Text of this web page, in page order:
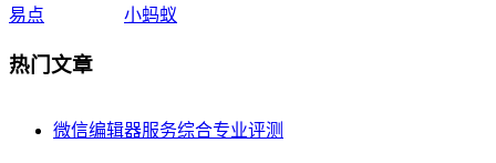
易点 小蚂蚁
热门文章
微信编辑器服务综合专业评测